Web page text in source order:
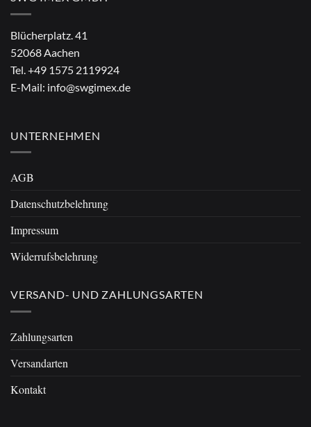
Blücherplatz. 41
52068 Aachen
Tel.+49 1575 2119924
E-Mail: info@swgimex.de
UNTERNEHMEN
AGB
Datenschutzbelehrung
Impressum
Widerrufsbelehrung
VERSAND- UND ZAHLUNGSARTEN
Zahlungsarten
Versandarten
Kontakt